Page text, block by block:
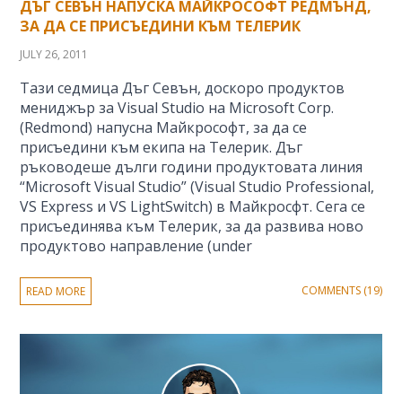
ДЪГ СЕВЪН НАПУСКА МАЙКРОСОФТ РЕДМЪНД,
ЗА ДА СЕ ПРИСЪЕДИНИ КЪМ ТЕЛЕРИК
JULY 26, 2011
Тази седмица Дъг Севън, доскоро продуктов
мениджър за Visual Studio на Microsoft Corp.
(Redmond) напусна Майкрософт, за да се
присъедини към екипа на Телерик. Дъг
ръководеше дълги години продуктовата линия
“Microsoft Visual Studio” (Visual Studio Professional,
VS Express и VS LightSwitch) в Майкросфт. Сега се
присъединява към Телерик, за да развива ново
продуктово направление (under
READ MORE COMMENTS (19)